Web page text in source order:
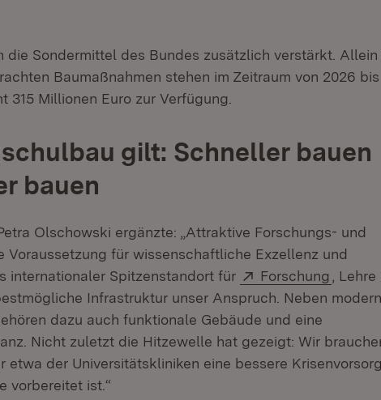
die Sondermittel des Bundes zusätzlich verstärkt.
Baumaßnahmen stehen im Zeitraum von 2026 bis
315 Millionen Euro zur Verfügung.
gilt: Schneller bauen
bauen
Olschowski ergänzte: „Attraktive Forschungs- und
Voraussetzung für wissenschaftliche Exzellenz und
internationaler Spitzenstandort für
Extern:
Forschung
,
Infrastruktur unser Anspruch. Neben
dazu auch funktionale Gebäude und eine
Nicht zuletzt die Hitzewelle hat gezeigt: Wir
der Universitätskliniken eine bessere
vorbereitet ist.“